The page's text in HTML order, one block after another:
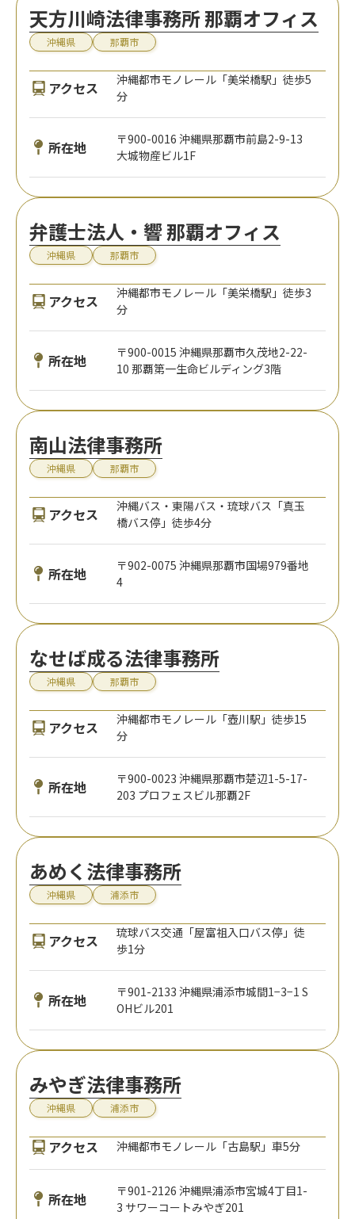
天方川崎法律事務所 那覇オフィス
沖縄県 那覇市
アクセス
沖縄都市モノレール「美栄橋駅」徒歩5
分
所在地
〒900-0016 沖縄県那覇市前島2-9-13
大城物産ビル1F
弁護士法人・響 那覇オフィス
沖縄県 那覇市
アクセス
沖縄都市モノレール「美栄橋駅」徒歩3
分
所在地
〒900-0015 沖縄県那覇市久茂地2-22-
10 那覇第一生命ビルディング3階
南山法律事務所
沖縄県 那覇市
アクセス
沖縄バス・東陽バス・琉球バス「真玉
橋バス停」徒歩4分
所在地
〒902-0075 沖縄県那覇市国場979番地
4
なせば成る法律事務所
沖縄県 那覇市
アクセス
沖縄都市モノレール「壺川駅」徒歩15
分
所在地
〒900-0023 沖縄県那覇市楚辺1-5-17-
203 プロフェスビル那覇2F
あめく法律事務所
沖縄県 浦添市
アクセス
琉球バス交通「屋富祖入口バス停」徒
歩1分
所在地
〒901-2133 沖縄県浦添市城間1−3−1 S
OHビル201
みやぎ法律事務所
沖縄県 浦添市
アクセス 沖縄都市モノレール「古島駅」車5分
所在地
〒901-2126 沖縄県浦添市宮城4丁目1-
3 サワーコートみやぎ201